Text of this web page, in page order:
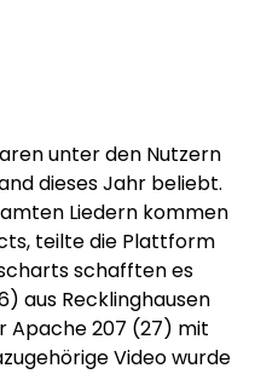
unter den Nutzern
dieses Jahr beliebt.
Liedern kommen
teilte die Plattform
schafften es
aus Recklinghausen
Apache 207 (27) mit
Video wurde